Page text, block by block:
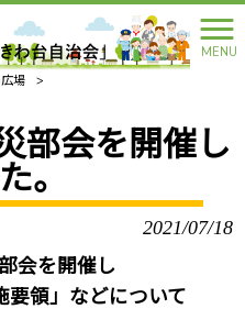
MENU
場
>
部会を開催し
。
2021/07/18
会を開催し
要領」などについて